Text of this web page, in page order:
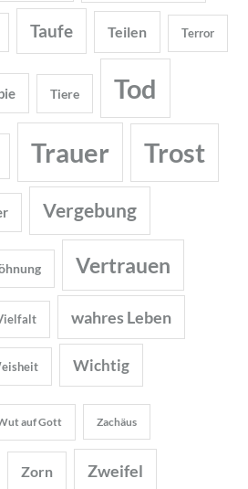
Taufe Teilen Terror
Tiere Tod
Trauer Trost
Vergebung
Vertrauen
wahres Leben
Wichtig
auf Gott Zachäus
Zorn Zweifel